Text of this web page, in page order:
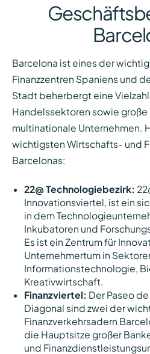
Barcelona ist eines der
Finanzzentren Spaniens und
Stadt beherbergt eine
Handelssektoren sowie große
multinationale Unternehmen.
wichtigsten Wirtschafts- und
Barcelonas:
22@ Technologiebezirk:
Innovationsviertel, ist ein
in dem
Inkubatoren und
Es ist ein Zentrum für
Unternehmertum in
Informationstechnologie,
Kreativwirtschaft.
Finanzviertel: Der Paseo
Diagonal sind zwei der
Finanzverkehrsadern
die Hauptsitze großer
und